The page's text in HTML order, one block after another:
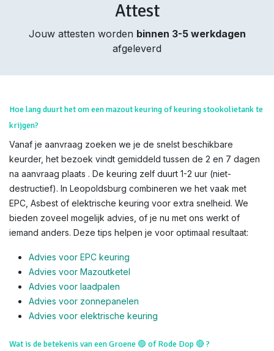
Attest
Jouw attesten worden binnen 3-5 werkdagen
afgeleverd
Hoe lang duurt het om een mazout keuring of keuring stookolietank te
krijgen?
Vanaf je aanvraag zoeken we je de snelst beschikbare
keurder, het bezoek vindt gemiddeld tussen de 2 en 7 dagen
na aanvraag plaats . De keuring zelf duurt 1-2 uur (niet-
destructief). In Leopoldsburg combineren we het vaak met
EPC, Asbest of elektrische keuring voor extra snelheid. We
bieden zoveel mogelijk advies, of je nu met ons werkt of
iemand anders. Deze tips helpen je voor optimaal resultaat:
Advies voor EPC keuring
Advies voor Mazoutketel
Advies voor laadpalen
Advies voor zonnepanelen
Advies voor elektrische keuring
Wat is de betekenis van een Groene 🟢 of Rode Dop🔴?